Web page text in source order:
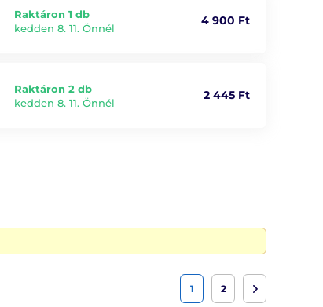
Raktáron 1 db
kedden 8. 11. Önnél
4 900 Ft
Raktáron 2 db
kedden 8. 11. Önnél
2 445 Ft
1 2